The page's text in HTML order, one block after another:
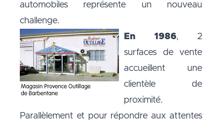
automobiles représente un nouveau
challenge.
En 1986, 2
surfaces de vente
accueillent une
clientèle de
proximité.
Parallèlement et pour répondre aux attentes